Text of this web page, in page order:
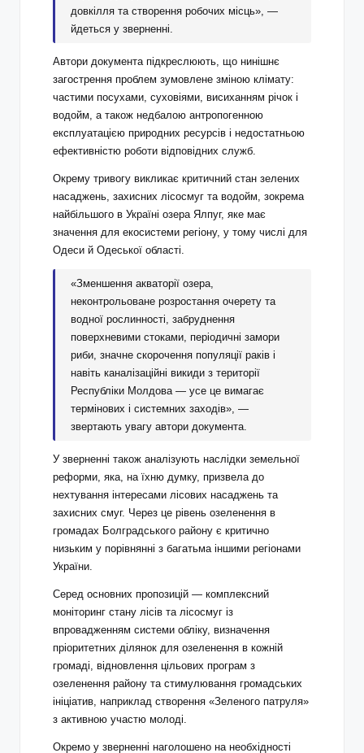
довкілля та створення робочих місць», —
йдеться у зверненні.
Автори документа підкреслюють, що нинішнє
загострення проблем зумовлене зміною клімату:
частими посухами, суховіями, висиханням річок і
водойм, а також недбалою антропогенною
експлуатацією природних ресурсів і недостатньою
ефективністю роботи відповідних служб.
Окрему тривогу викликає критичний стан зелених
насаджень, захисних лісосмуг та водойм, зокрема
найбільшого в Україні озера Ялпуг, яке має
значення для екосистеми регіону, у тому числі для
Одеси й Одеської області.
«Зменшення акваторії озера,
неконтрольоване розростання очерету та
водної рослинності, забруднення
поверхневими стоками, періодичні замори
риби, значне скорочення популяції раків і
навіть каналізаційні викиди з території
Республіки Молдова — усе це вимагає
термінових і системних заходів», —
звертають увагу автори документа.
У зверненні також аналізують наслідки земельної
реформи, яка, на їхню думку, призвела до
нехтування інтересами лісових насаджень та
захисних смуг. Через це рівень озеленення в
громадах Болградського району є критично
низьким у порівнянні з багатьма іншими регіонами
України.
Серед основних пропозицій — комплексний
моніторинг стану лісів та лісосмуг із
впровадженням системи обліку, визначення
пріоритетних ділянок для озеленення в кожній
громаді, відновлення цільових програм з
озеленення району та стимулювання громадських
ініціатив, наприклад створення «Зеленого патруля»
з активною участю молоді.
Окремо у зверненні наголошено на необхідності